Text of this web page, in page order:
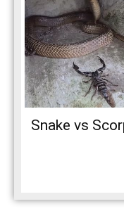
Snake vs